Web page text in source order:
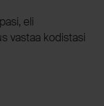
eli
vastaa kodistasi